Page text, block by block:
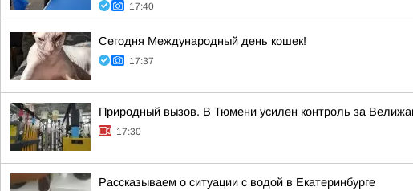
17:40
Сегодня Международный день кошек!
17:37
Природный вызов. В Тюмени усилен контроль за
17:30
Рассказываем о ситуации с водой в Екатеринбурге